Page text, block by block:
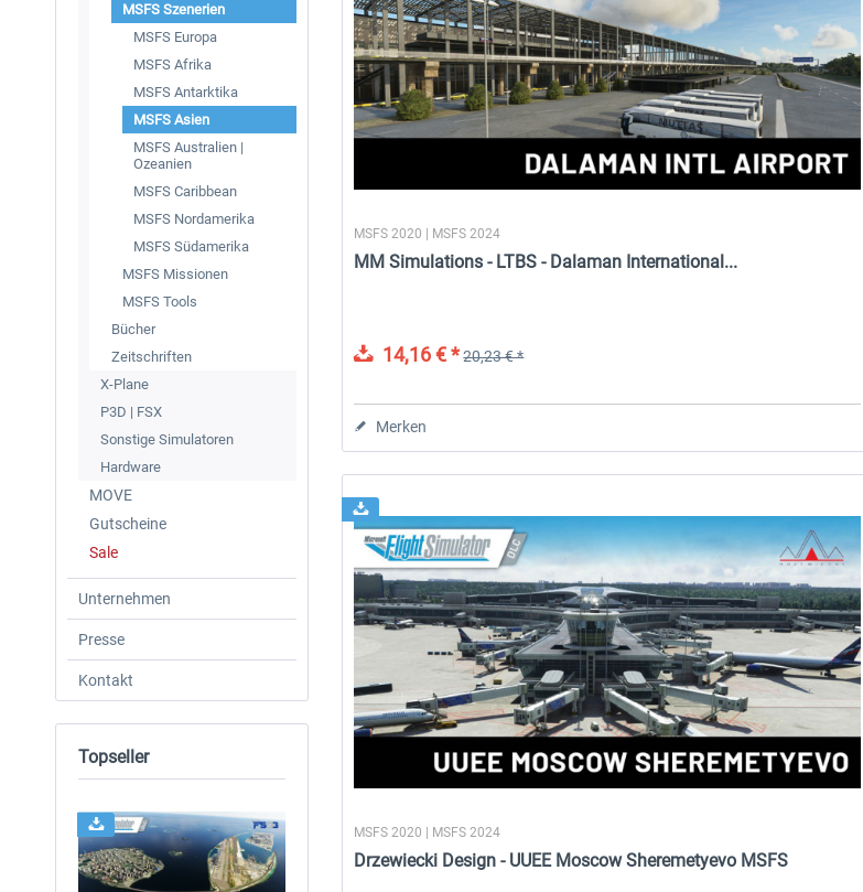
MSFS Szenerien
MSFS Europa
MSFS Afrika
MSFS Antarktika
MSFS Asien
MSFS Australien |
Ozeanien
MSFS Caribbean
MSFS Nordamerika
MSFS Südamerika
MSFS Missionen
MSFS Tools
Bücher
Zeitschriften
X-Plane
P3D | FSX
Sonstige Simulatoren
Hardware
MOVE
Gutscheine
Sale
Unternehmen
Presse
Kontakt
Topseller
MSFS 2020 | MSFS 2024
MM Simulations - LTBS - Dalaman International...
14,16 € *20,23 € *
Merken
MSFS 2020 | MSFS 2024
Drzewiecki Design - UUEE Moscow Sheremetyevo MSFS